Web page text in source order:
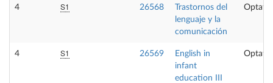
4 S1 26568
Trastornos del
lenguaje y la
comunicación
4 S1 26569
English in
infant
education III